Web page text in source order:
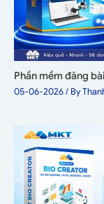
Phần mềm đăng
05-06-2026/ By